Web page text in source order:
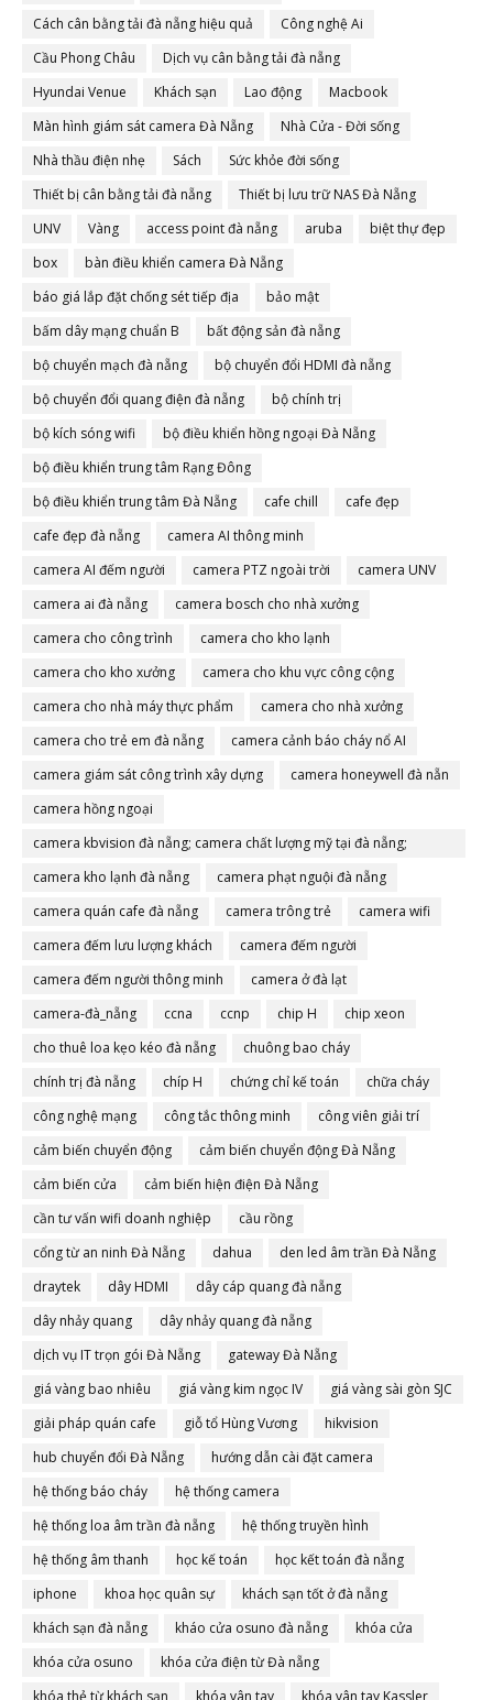
Cách cân bằng tải đà nẵng hiệu quả
Công nghệ Ai
Cầu Phong Châu
Dịch vụ cân bằng tải đà nẵng
Hyundai Venue
Khách sạn Lao động
Macbook
Màn hình giám sát camera Đà Nẵng
Nhà Cửa - Đời sống
Nhà thầu điện nhẹ
Sách
Sức khỏe đời sống
Thiết bị cân bằng tải đà nẵng
Thiết bị lưu trữ NAS Đà Nẵng
UNV
Vàng access point đà nẵng aruba
biệt thự đẹp
box
bàn điều khiển camera Đà Nẵng
báo giá lắp đặt chống sét tiếp địa
bảo mật
bấm dây mạng chuẩn B
bất động sản đà nẵng
bộ chuyển mạch đà nẵng
bộ chuyển đổi HDMI đà nẵng
bộ chuyển đổi quang điện đà nẵng
bộ chính trị
bộ kích sóng wifi
bộ điều khiển hồng ngoại Đà Nẵng
bộ điều khiển trung tâm Rạng Đông
bộ điều khiển trung tâm Đà Nẵng
cafe chill
cafe đẹp
cafe đẹp đà nẵng
camera AI thông minh
camera AI đếm người
camera PTZ ngoài trời
camera UNV
camera ai đà nẵng
camera bosch cho nhà xưởng
camera cho công trình
camera cho kho lạnh
camera cho kho xưởng
camera cho khu vực công cộng
camera cho nhà máy thực phẩm
camera cho nhà xưởng
camera cho trẻ em đà nẵng
camera cảnh báo cháy nổ AI
camera giám sát công trình xây dựng
camera honeywell đà nẵn
camera hồng ngoại
camera kbvision đà nẵng; camera chất lượng mỹ tại đà nẵng;
camera đà nẵng
camera kho lạnh đà nẵng
camera phạt nguội đà nẵng
camera quán cafe đà nẵng
camera trông trẻ
camera wifi
camera đếm lưu lượng khách
camera đếm người
camera đếm người thông minh
camera ở đà lạt
camera-đà_nẵng
ccna ccnp chip H
chip xeon
cho thuê loa kẹo kéo đà nẵng
chuông bao cháy
chính trị đà nẵng
chíp H chứng chỉ kế toán
chữa cháy
công nghệ mạng
công tắc thông minh
công viên giải trí
cảm biến chuyển động
cảm biến chuyển động Đà Nẵng
cảm biến cửa
cảm biến hiện điện Đà Nẵng
cần tư vấn wifi doanh nghiệp
cầu rồng
cổng từ an ninh Đà Nẵng
dahua
den led âm trần Đà Nẵng
draytek
dây HDMI
dây cáp quang đà nẵng
dây nhảy quang
dây nhảy quang đà nẵng
dịch vụ IT trọn gói Đà Nẵng
gateway Đà Nẵng
giá vàng bao nhiêu
giá vàng kim ngọc IV
giá vàng sài gòn SJC
giải pháp quán cafe
giỗ tổ Hùng Vương
hikvision
hub chuyển đổi Đà Nẵng
hướng dẫn cài đặt camera
hệ thống báo cháy
hệ thống camera
hệ thống loa âm trần đà nẵng
hệ thống truyền hình
hệ thống âm thanh
học kế toán
học kết toán đà nẵng
iphone
khoa học quân sự
khách sạn tốt ở đà nẵng
khách sạn đà nẵng
kháo cửa osuno đà nẵng
khóa cửa
khóa cửa osuno
khóa cửa điện từ Đà nẵng
khóa thẻ từ khách sạn
khóa vân tay khóa vân tay Kassler